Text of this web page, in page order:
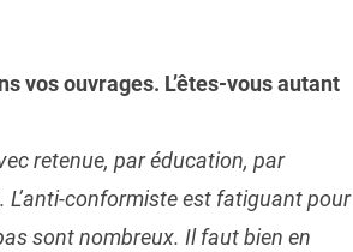
vos ouvrages. L’êtes-vous autant
retenue, par éducation, par
L’anti-conformiste est fatiguant pour
sont nombreux. Il faut bien en